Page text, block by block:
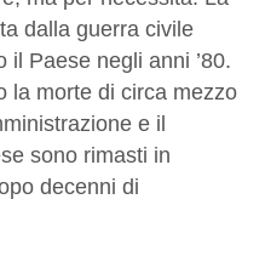
dalla guerra civile
il Paese negli anni ’80.
la morte di circa mezzo
e il
sono rimasti in
decenni di